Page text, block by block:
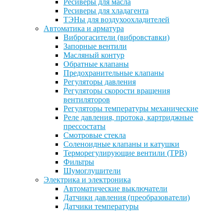
Ресиверы для масла
Ресиверы для хладагента
ТЭНы для воздухоохладителей
Автоматика и арматура
Виброгасители (вибровставки)
Запорные вентили
Масляный контур
Обратные клапаны
Предохранительные клапаны
Регуляторы давления
Регуляторы скорости вращения
вентиляторов
Регуляторы температуры механические
Реле давления, протока, картриджные
прессостаты
Смотровые стекла
Соленоидные клапаны и катушки
Терморегулирующие вентили (ТРВ)
Фильтры
Шумоглушители
Электрика и электроника
Автоматические выключатели
Датчики давления (преобразователи)
Датчики температуры